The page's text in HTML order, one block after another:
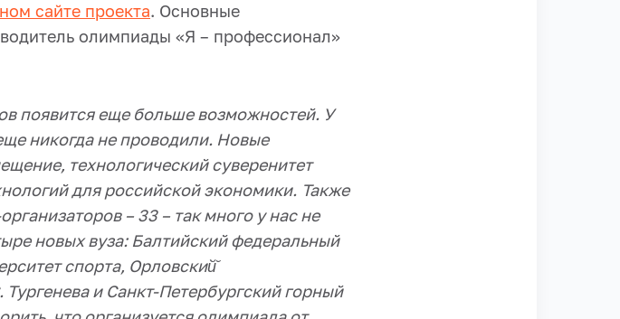
сайте проекта. Основные
олимпиады «Я – профессионал»
появится еще больше возможностей. У
никогда не проводили. Новые
технологический суверенитет
для российской экономики. Также
– 33 – так много у нас не
новых вуза: Балтийский федеральный
спорта, Орловский̆
и Санкт-Петербургский горный